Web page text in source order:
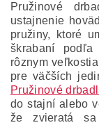
Pružinové
ustajnenie
pružiny, ktoré
škrabaní
rôznym
pre väčších
Pružinové
do stajní alebo
že zvieratá